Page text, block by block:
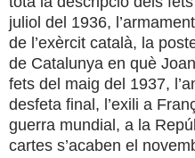
juliol del 1936,
de l’exèrcit català, la
de Catalunya en què
fets del maig del 1937,
desfeta final, l’exili a
guerra mundial, a la
cartes s’acaben el